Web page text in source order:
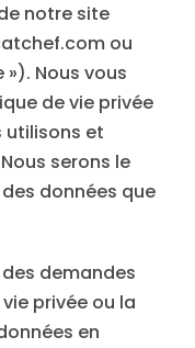
notre site
ou
Nous vous
de vie privée
utilisons et
serons le
données que
demandes
privée ou la
en